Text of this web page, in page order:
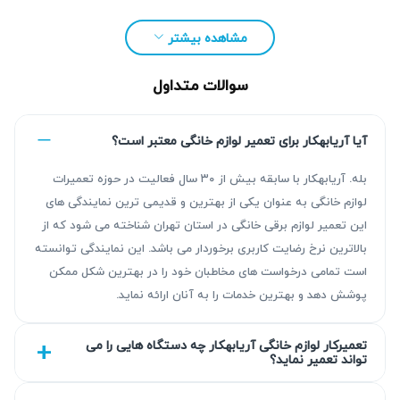
تضمین رضایت شماست. برای ثبت درخواست کافی است تماس
بگیرید یا فرم مربوطه را پر کنید و از مشاوره رایگان ما بهره‌مند
چرا تعمیر جارو برقی دانکن ضروری است؟
مشاهده بیشتر
سوالات متداول
آیا آریابهکار برای تعمیر لوازم خانگی معتبر است؟
بله. آریابهکار با سابقه بیش از ۳۰ سال فعالیت در حوزه تعمیرات
لوازم خانگی به عنوان یکی از بهترین و قدیمی ترین نمایندگی های
این تعمیر لوازم برقی خانگی در استان تهران شناخته می شود که از
بالاترین نرخ رضایت کاربری برخوردار می باشد. این نمایندگی توانسته
است تمامی درخواست های مخاطبان خود را در بهترین شکل ممکن
پوشش دهد و بهترین خدمات را به آنان ارائه نماید.
تعمیرکار لوازم خانگی آریابهکار چه دستگاه هایی را می
تواند تعمیر نماید؟